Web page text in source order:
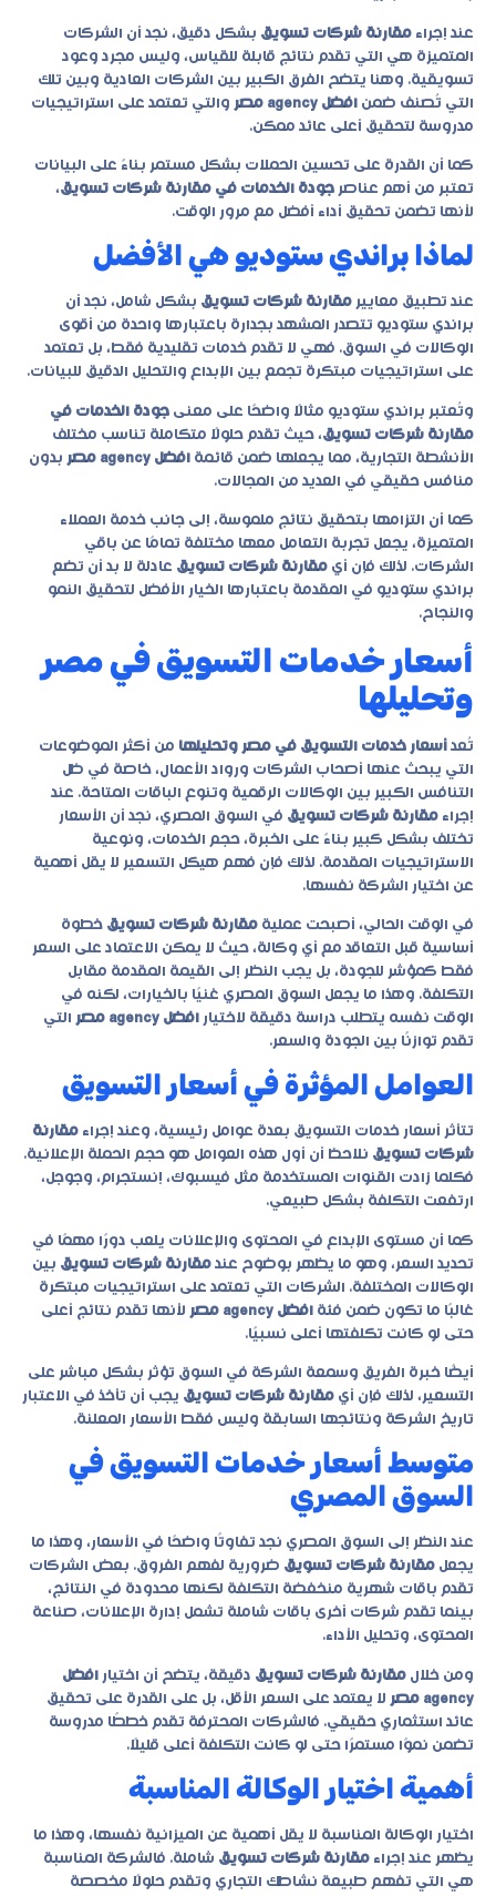
عند إجراء مقارنة شركات تسويق بشكل دقيق، نجد أن الشركات
المتميزة هي التي تقدم نتائج قابلة للقياس، وليس مجرد وعود
تسويقية. وهنا يتضح الفرق الكبير بين الشركات العادية وبين تلك
التي تُصنف ضمن افضل agency مصر
والتي تعتمد على استراتيجيات
مدروسة لتحقيق أعلى عائد ممكن.
كما أن القدرة على تحسين الحملات بشكل مستمر بناءً على البيانات
تعتبر من أهم عناصر جودة الخدمات في مقارنة شركات تسويق،
لأنها تضمن تحقيق أداء أفضل مع مرور الوقت.
لماذا براندي ستوديو هي الأفضل
عند تطبيق معايير مقارنة شركات تسويق بشكل شامل، نجد أن
براندي ستوديو تتصدر المشهد بجدارة باعتبارها واحدة من أقوى
الوكالات في السوق. فهي لا تقدم خدمات تقليدية فقط، بل تعتمد
على استراتيجيات مبتكرة تجمع بين الإبداع والتحليل الدقيق للبيانات.
وتُعتبر براندي ستوديو مثالًا واضحًا على معنى جودة الخدمات في
مقارنة شركات تسويق، حيث تقدم حلولًا متكاملة تناسب مختلف
الأنشطة التجارية، مما يجعلها ضمن قائمة افضل agency مصر
بدون
منافس حقيقي في العديد من المجالات.
كما أن التزامها بتحقيق نتائج ملموسة، إلى جانب خدمة العملاء
المتميزة، يجعل تجربة التعامل معها مختلفة تمامًا عن باقي
الشركات. لذلك فإن أي مقارنة شركات تسويق عادلة لا بد أن تضع
براندي ستوديو في المقدمة باعتبارها الخيار الأفضل لتحقيق النمو
والنجاح.
أسعار خدمات التسويق في مصر
وتحليلها
تُعد أسعار خدمات التسويق في مصر وتحليلها من أكثر الموضوعات
التي يبحث عنها أصحاب الشركات ورواد الأعمال، خاصة في ظل
التنافس الكبير بين الوكالات الرقمية وتنوع الباقات المتاحة. عند
إجراء مقارنة شركات تسويق في السوق المصري، نجد أن الأسعار
تختلف بشكل كبير بناءً على الخبرة، حجم الخدمات، ونوعية
الاستراتيجيات المقدمة. لذلك فإن فهم هيكل التسعير لا يقل أهمية
عن اختيار الشركة نفسها.
في الوقت الحالي، أصبحت عملية مقارنة شركات تسويق خطوة
أساسية قبل التعاقد مع أي وكالة، حيث لا يمكن الاعتماد على السعر
فقط كمؤشر للجودة، بل يجب النظر إلى القيمة المقدمة مقابل
التكلفة. وهذا ما يجعل السوق المصري غنيًا بالخيارات، لكنه في
الوقت نفسه يتطلب دراسة دقيقة لاختيار افضل agency مصر
التي
تقدم توازنًا بين الجودة والسعر.
العوامل المؤثرة في أسعار التسويق
تتأثر أسعار خدمات التسويق بعدة عوامل رئيسية، وعند إجراء مقارنة
شركات تسويق نلاحظ أن أول هذه العوامل هو حجم الحملة الإعلانية.
فكلما زادت القنوات المستخدمة مثل فيسبوك، إنستجرام، وجوجل،
ارتفعت التكلفة بشكل طبيعي.
كما أن مستوى الإبداع في المحتوى والإعلانات يلعب دورًا مهمًا في
تحديد السعر، وهو ما يظهر بوضوح عند مقارنة شركات تسويق بين
الوكالات المختلفة. الشركات التي تعتمد على استراتيجيات مبتكرة
غالبًا ما تكون ضمن فئة افضل agency مصر
لأنها تقدم نتائج أعلى
حتى لو كانت تكلفتها أعلى نسبيًا.
أيضًا خبرة الفريق وسمعة الشركة في السوق تؤثر بشكل مباشر على
التسعير، لذلك فإن أي مقارنة شركات تسويق يجب أن تأخذ في الاعتبار
تاريخ الشركة ونتائجها السابقة وليس فقط الأسعار المعلنة.
متوسط أسعار خدمات التسويق في
السوق المصري
عند النظر إلى السوق المصري نجد تفاوتًا واضحًا في الأسعار، وهذا ما
يجعل مقارنة شركات تسويق ضرورية لفهم الفروق. بعض الشركات
تقدم باقات شهرية منخفضة التكلفة لكنها محدودة في النتائج،
بينما تقدم شركات أخرى باقات شاملة تشمل إدارة الإعلانات، صناعة
المحتوى، وتحليل الأداء.
ومن خلال مقارنة شركات تسويق دقيقة، يتضح أن اختيار افضل
agency مصر
لا يعتمد على السعر الأقل، بل على القدرة على تحقيق
عائد استثماري حقيقي. فالشركات المحترفة تقدم خططًا مدروسة
تضمن نموًا مستمرًا حتى لو كانت التكلفة أعلى قليلًا.
أهمية اختيار الوكالة المناسبة
اختيار الوكالة المناسبة لا يقل أهمية عن الميزانية نفسها، وهذا ما
يظهر عند إجراء مقارنة شركات تسويق شاملة. فالشركة المناسبة
هي التي تفهم طبيعة نشاطك التجاري وتقدم حلولًا مخصصة